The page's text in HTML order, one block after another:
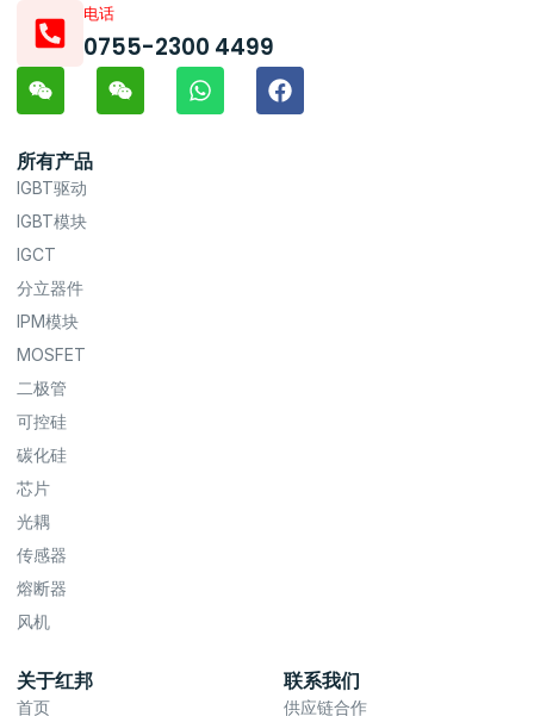
电话
0755-2300 4499
所有产品
IGBT驱动
IGBT模块
IGCT
分立器件
IPM模块
MOSFET
二极管
可控硅
碳化硅
芯片
光耦
传感器
熔断器
风机
关于红邦
首页
联系我们
供应链合作